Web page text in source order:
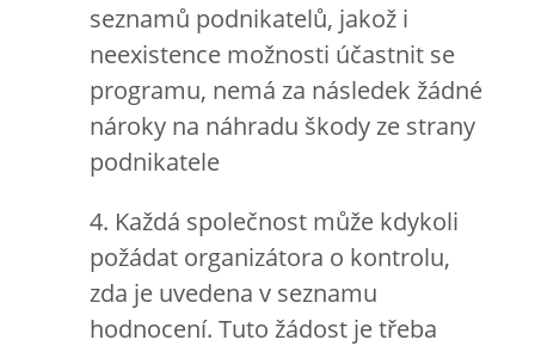
seznamů podnikatelů, jakož i
neexistence možnosti účastnit se
programu, nemá za následek žádné
nároky na náhradu škody ze strany
podnikatele
4. Každá společnost může kdykoli
požádat organizátora o kontrolu,
zda je uvedena v seznamu
hodnocení. Tuto žádost je třeba